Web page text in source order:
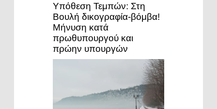
Υπόθεση Τεμπών: Στη
Βουλή δικογραφία-βόμβα!
Μήνυση κατά
πρωθυπουργού και
πρώην υπουργών